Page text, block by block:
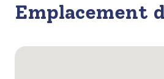
Emplacement